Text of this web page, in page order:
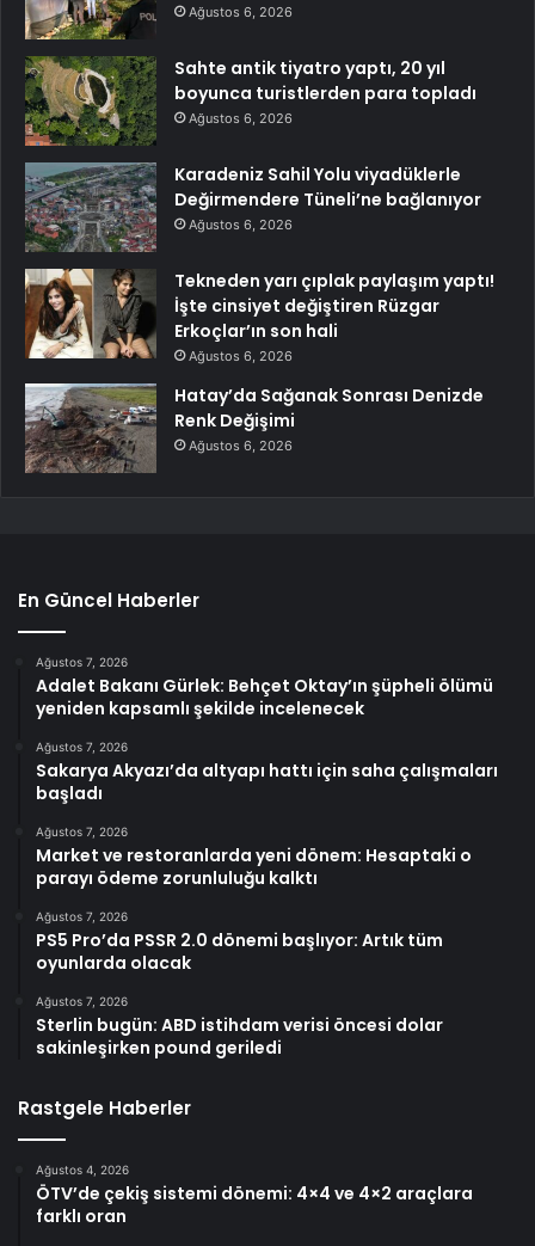
Ağustos 6, 2026
Sahte antik tiyatro yaptı, 20 yıl
boyunca turistlerden para topladı
Ağustos 6, 2026
Karadeniz Sahil Yolu viyadüklerle
Değirmendere Tüneli’ne bağlanıyor
Ağustos 6, 2026
Tekneden yarı çıplak paylaşım yaptı!
İşte cinsiyet değiştiren Rüzgar
Erkoçlar’ın son hali
Ağustos 6, 2026
Hatay’da Sağanak Sonrası Denizde
Renk Değişimi
Ağustos 6, 2026
En Güncel Haberler
Ağustos 7, 2026
Adalet Bakanı Gürlek: Behçet Oktay’ın şüpheli ölümü
yeniden kapsamlı şekilde incelenecek
Ağustos 7, 2026
Sakarya Akyazı’da altyapı hattı için saha çalışmaları
başladı
Ağustos 7, 2026
Market ve restoranlarda yeni dönem: Hesaptaki o
parayı ödeme zorunluluğu kalktı
Ağustos 7, 2026
PS5 Pro’da PSSR 2.0 dönemi başlıyor: Artık tüm
oyunlarda olacak
Ağustos 7, 2026
Sterlin bugün: ABD istihdam verisi öncesi dolar
sakinleşirken pound geriledi
Rastgele Haberler
Ağustos 4, 2026
ÖTV’de çekiş sistemi dönemi: 4×4 ve 4×2 araçlara
farklı oran